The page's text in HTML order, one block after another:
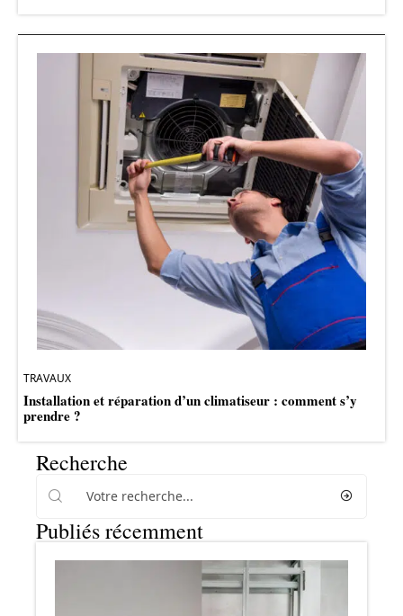
TRAVAUX
Installation et réparation d’un climatiseur : comment s’y
prendre ?
Recherche
Publiés récemment